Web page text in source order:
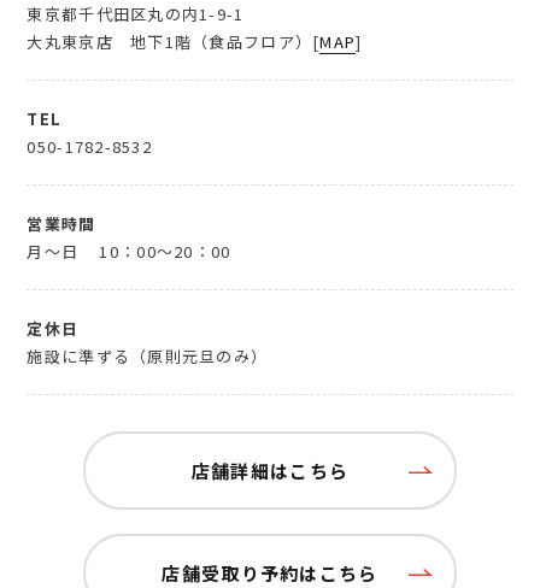
東京都千代田区丸の内1-9-1
大丸東京店 地下1階（食品フロア）[MAP]
TEL
050-1782-8532
営業時間
月～日
10：00～20：00
定休日
施設に準ずる（原則元旦のみ）
店舗詳細はこちら
店舗受取り予約はこちら